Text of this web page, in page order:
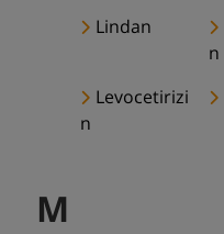
Lindan
n
Levocetirizi
n
M